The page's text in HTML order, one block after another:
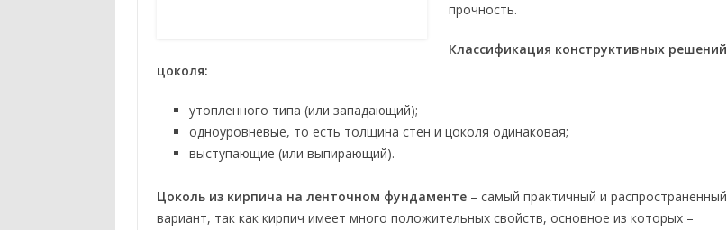
прочность.
Классификация конструктивных решений
цоколя:
утопленного типа (или западающий);
одноуровневые, то есть толщина стен и цоколя одинаковая;
выступающие (или выпирающий).
Цоколь из кирпича на ленточном фундаменте– самый практичный и распространенный
вариант, так как кирпич имеет много положительных свойств, основное из которых –